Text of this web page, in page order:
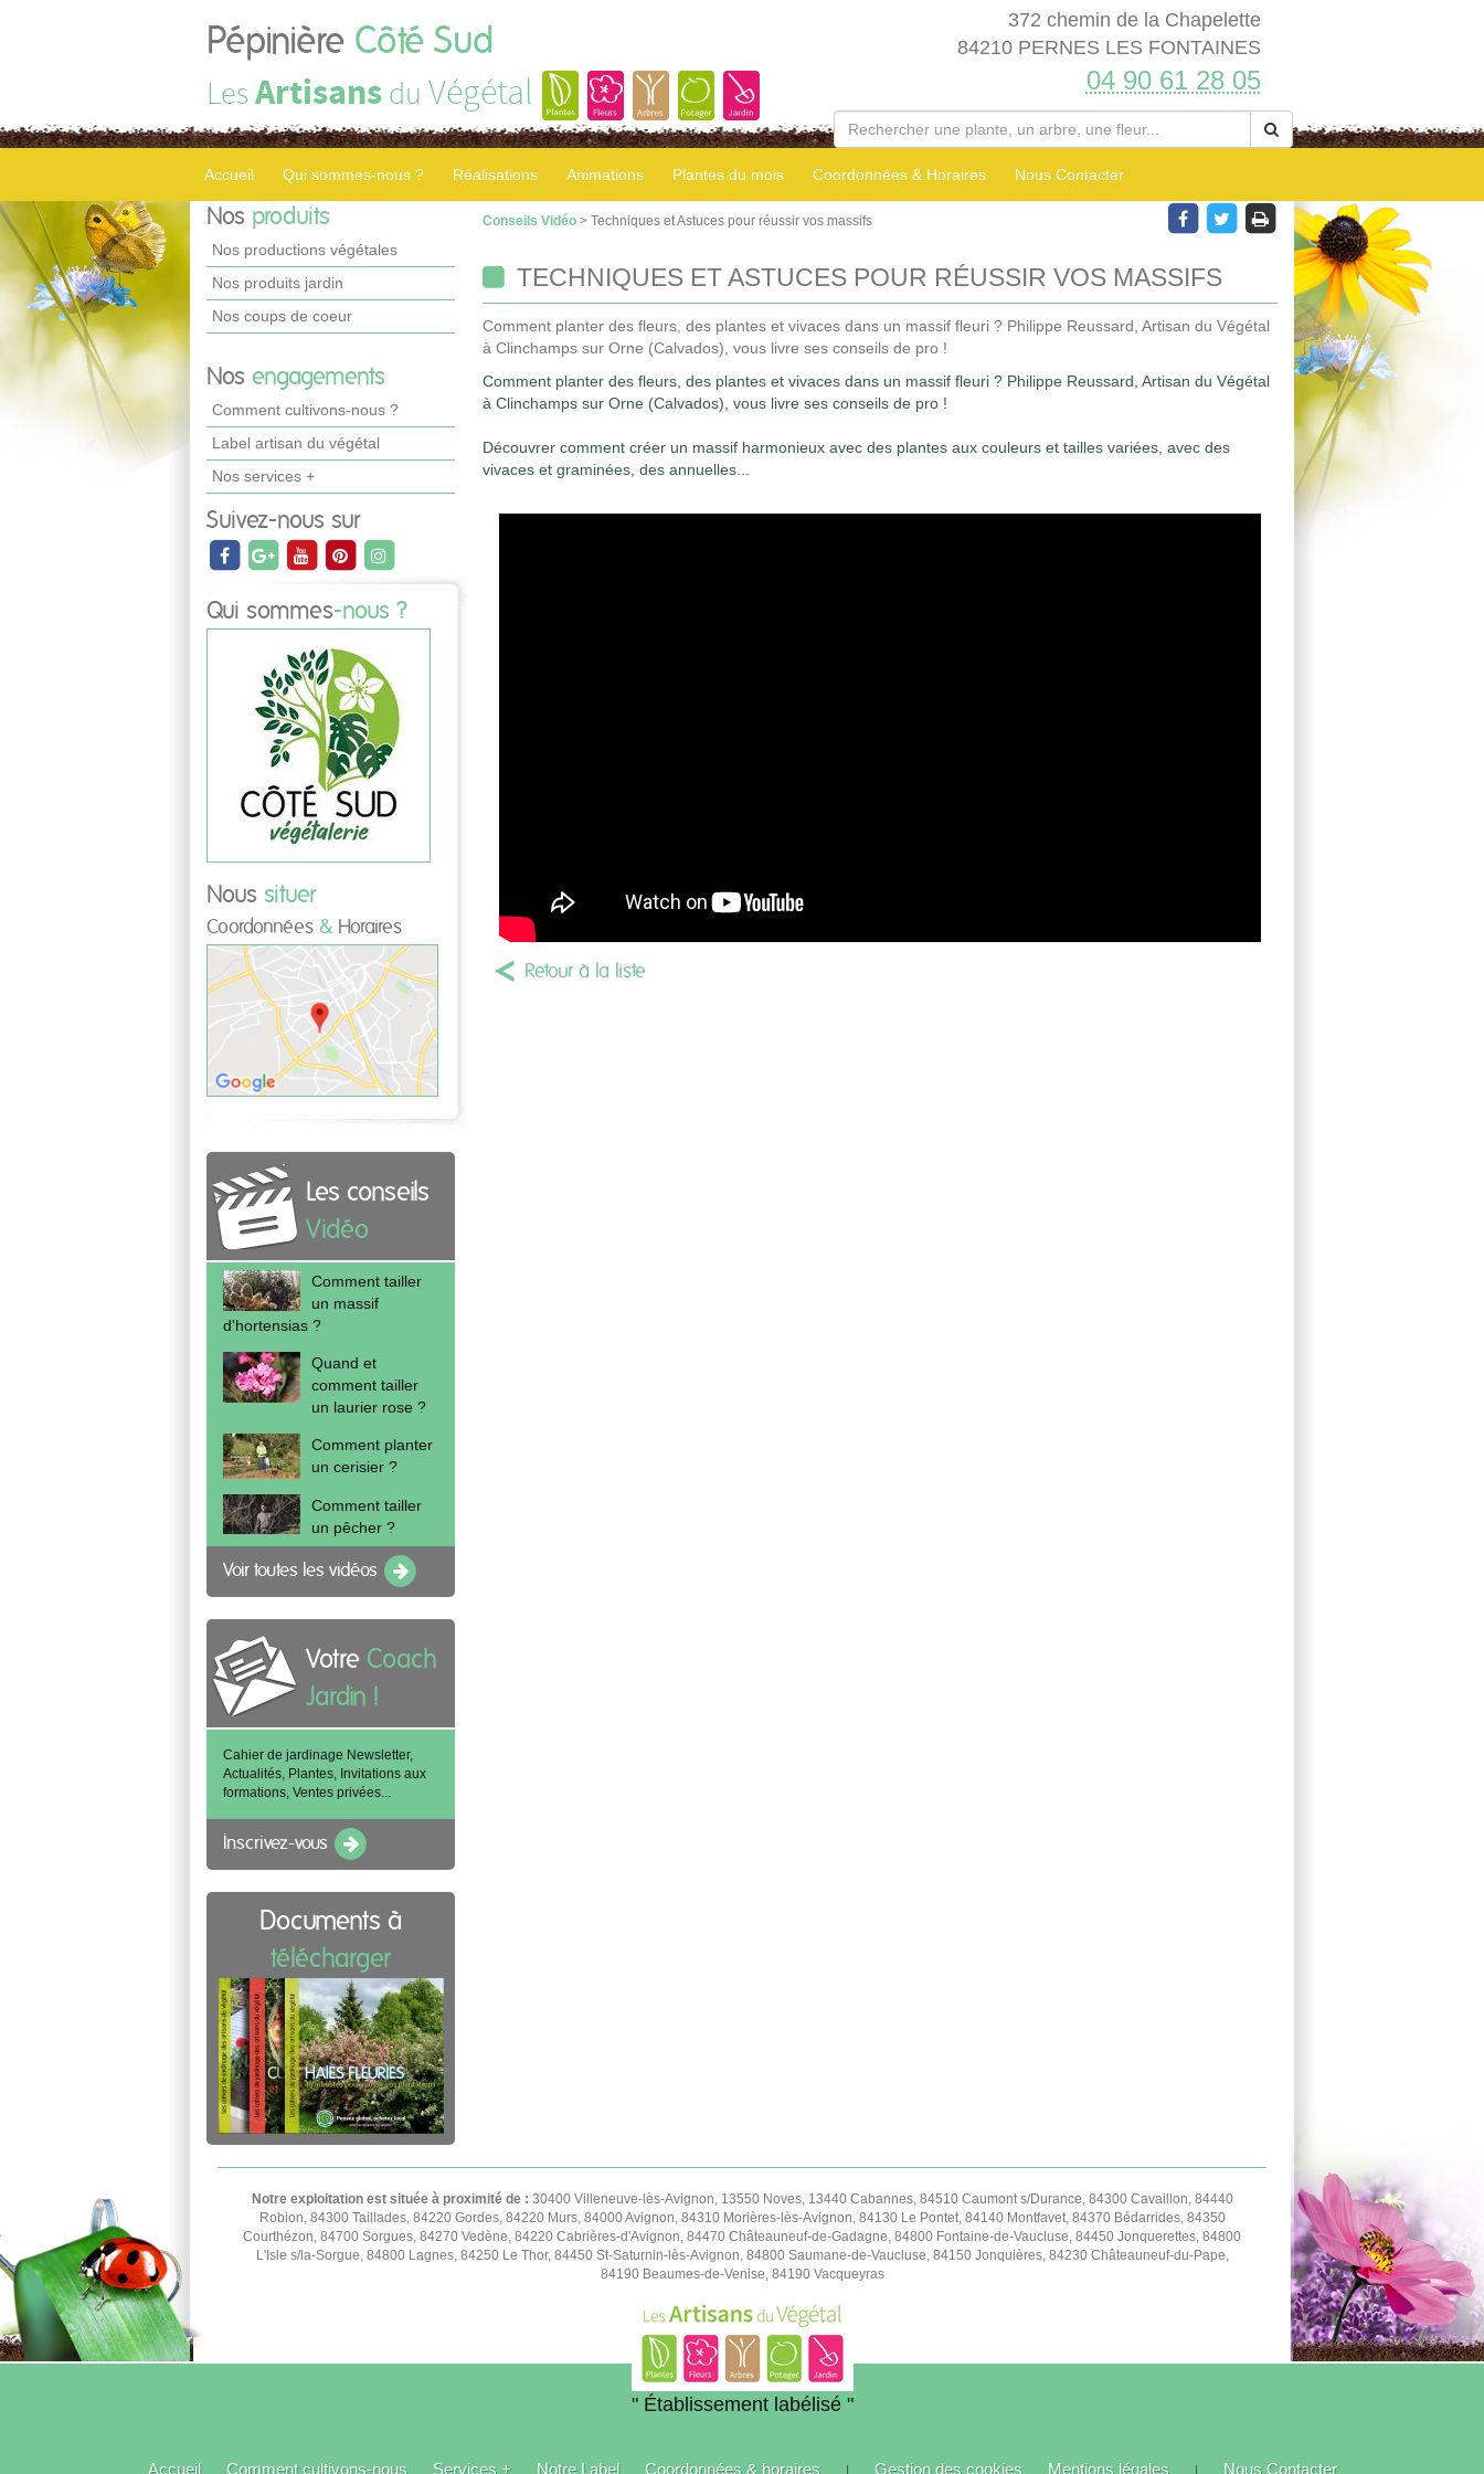
Pépinière Côté Sud
LesArtisans du Végétal
372 chemin de la Chapelette
84210 PERNES LES FONTAINES
04 90 61 28 05
Accueil Qui sommes-nous ? Réalisations Animations Plantes du mois Coordonnées & Horaires Nous Contacter
Nos produits
Nos productions végétales
Nos produits jardin
Nos coups de coeur
Nos engagements
Comment cultivons-nous ?
Label artisan du végétal
Nos services +
Suivez-nous sur
Qui sommes-nous ?
Nous situer
Coordonnées & Horaires
Les conseils
Vidéo
Comment tailler
un massif
d'hortensias ?
Quand et
comment tailler
un laurier rose ?
Comment planter
un cerisier ?
Comment tailler
un pêcher ?
Voir toutes les vidéos
Votre Coach
Jardin !
Cahier de jardinage Newsletter,
Actualités, Plantes, Invitations aux
formations, Ventes privées...
Inscrivez-vous
Documents à
télécharger
Conseils Vidéo > Techniques et Astuces pour réussir vos massifs
TECHNIQUES ET ASTUCES POUR RÉUSSIR VOS MASSIFS
Comment planter des fleurs, des plantes et vivaces dans un massif fleuri ? Philippe Reussard, Artisan du Végétal
à Clinchamps sur Orne (Calvados), vous livre ses conseils de pro !
Comment planter des fleurs, des plantes et vivaces dans un massif fleuri ? Philippe Reussard, Artisan du Végétal
à Clinchamps sur Orne (Calvados), vous livre ses conseils de pro !
Découvrer comment créer un massif harmonieux avec des plantes aux couleurs et tailles variées, avec des
vivaces et graminées, des annuelles...
Retour à la liste
Notre exploitation est située à proximité de : 30400 Villeneuve-lès-Avignon, 13550 Noves, 13440 Cabannes, 84510 Caumont s/Durance, 84300 Cavaillon, 84440
Robion, 84300 Taillades, 84220 Gordes, 84220 Murs, 84000 Avignon, 84310 Morières-lès-Avignon, 84130 Le Pontet, 84140 Montfavet, 84370 Bédarrides, 84350
Courthézon, 84700 Sorgues, 84270 Vedène, 84220 Cabrières-d'Avignon, 84470 Châteauneuf-de-Gadagne, 84800 Fontaine-de-Vaucluse, 84450 Jonquerettes, 84800
L'Isle s/la-Sorgue, 84800 Lagnes, 84250 Le Thor, 84450 St-Saturnin-lès-Avignon, 84800 Saumane-de-Vaucluse, 84150 Jonquières, 84230 Châteauneuf-du-Pape,
84190 Beaumes-de-Venise, 84190 Vacqueyras
" Établissement labélisé "
Accueil Comment cultivons-nous Services + Notre Label Coordonnées & horaires | Gestion des cookies Mentions légales | Nous Contacter